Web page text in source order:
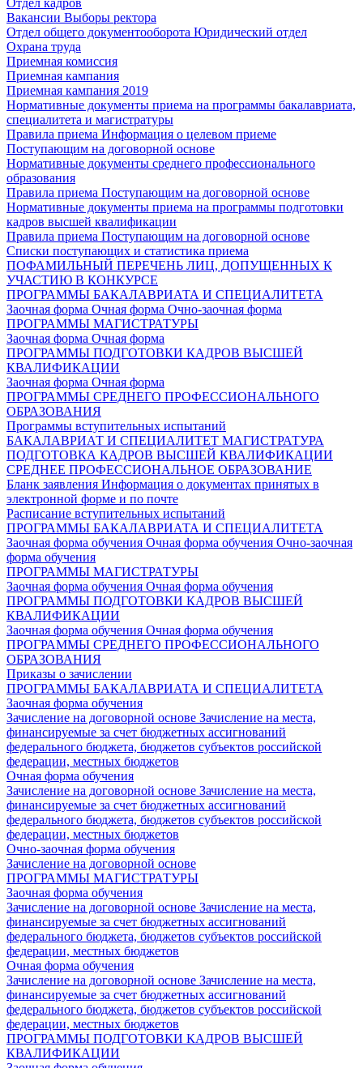
Вакансии Выборы ректора
Отдел общего документооборота Юридический отдел
Охрана труда
Приемная комиссия
Приемная кампания
Приемная кампания 2019
Нормативные документы приема на программы бакалавриата,
специалитета и магистратуры
Правила приема Информация о целевом приеме
Поступающим на договорной основе
Нормативные документы среднего профессионального
образования
Правила приема Поступающим на договорной основе
Нормативные документы приема на программы подготовки
кадров высшей квалификации
Правила приема Поступающим на договорной основе
Списки поступающих и статистика приема
ПОФАМИЛЬНЫЙ ПЕРЕЧЕНЬ ЛИЦ, ДОПУЩЕННЫХ К
УЧАСТИЮ В КОНКУРСЕ
ПРОГРАММЫ БАКАЛАВРИАТА И СПЕЦИАЛИТЕТА
Заочная форма Очная форма Очно-заочная форма
ПРОГРАММЫ МАГИСТРАТУРЫ
Заочная форма Очная форма
ПРОГРАММЫ ПОДГОТОВКИ КАДРОВ ВЫСШЕЙ
КВАЛИФИКАЦИИ
Заочная форма Очная форма
ПРОГРАММЫ СРЕДНЕГО ПРОФЕССИОНАЛЬНОГО
ОБРАЗОВАНИЯ
Программы вступительных испытаний
БАКАЛАВРИАТ И СПЕЦИАЛИТЕТ МАГИСТРАТУРА
ПОДГОТОВКА КАДРОВ ВЫСШЕЙ КВАЛИФИКАЦИИ
СРЕДНЕЕ ПРОФЕССИОНАЛЬНОЕ ОБРАЗОВАНИЕ
Бланк заявления Информация о документах принятых в
электронной форме и по почте
Расписание вступительных испытаний
ПРОГРАММЫ БАКАЛАВРИАТА И СПЕЦИАЛИТЕТА
Заочная форма обучения Очная форма обучения Очно-заочная
форма обучения
ПРОГРАММЫ МАГИСТРАТУРЫ
Заочная форма обучения Очная форма обучения
ПРОГРАММЫ ПОДГОТОВКИ КАДРОВ ВЫСШЕЙ
КВАЛИФИКАЦИИ
Заочная форма обучения Очная форма обучения
ПРОГРАММЫ СРЕДНЕГО ПРОФЕССИОНАЛЬНОГО
ОБРАЗОВАНИЯ
Приказы о зачислении
ПРОГРАММЫ БАКАЛАВРИАТА И СПЕЦИАЛИТЕТА
Заочная форма обучения
Зачисление на договорной основе Зачисление на места,
финансируемые за счет бюджетных ассигнований
федерального бюджета, бюджетов субъектов российской
федерации, местных бюджетов
Очная форма обучения
Зачисление на договорной основе Зачисление на места,
финансируемые за счет бюджетных ассигнований
федерального бюджета, бюджетов субъектов российской
федерации, местных бюджетов
Очно-заочная форма обучения
Зачисление на договорной основе
ПРОГРАММЫ МАГИСТРАТУРЫ
Заочная форма обучения
Зачисление на договорной основе Зачисление на места,
финансируемые за счет бюджетных ассигнований
федерального бюджета, бюджетов субъектов российской
федерации, местных бюджетов
Очная форма обучения
Зачисление на договорной основе Зачисление на места,
финансируемые за счет бюджетных ассигнований
федерального бюджета, бюджетов субъектов российской
федерации, местных бюджетов
ПРОГРАММЫ ПОДГОТОВКИ КАДРОВ ВЫСШЕЙ
КВАЛИФИКАЦИИ